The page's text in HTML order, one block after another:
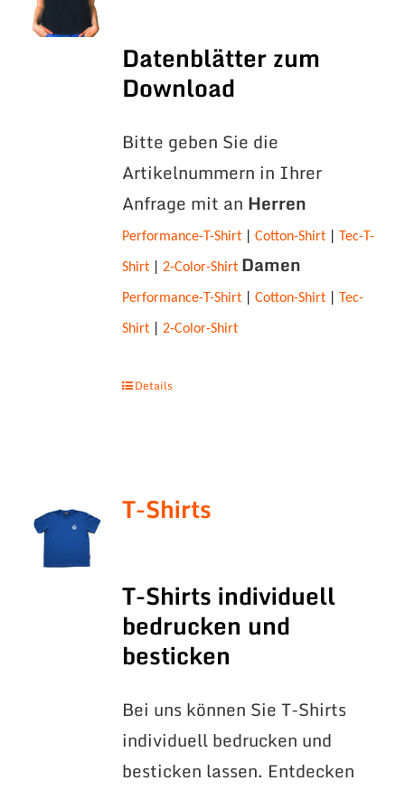
Datenblätter zum
Download
Bitte geben Sie die
Artikelnummern in Ihrer
Anfrage mit an Herren
Performance-T-Shirt| Cotton-Shirt Tec-T-
Shirt| 2-Color-Shirt Damen
Performance-T-Shirt| Cotton-Shirt| Tec-
Shirt| 2-Color-Shirt
Details
T-Shirts
T-Shirts individuell
bedrucken und
besticken
Bei uns können Sie T-Shirts
individuell bedrucken und
besticken lassen. Entdecken